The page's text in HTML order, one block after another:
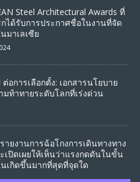
Steel Architectural Awards ที่
ได้รับการประกาศชื่อในงานที่จัด
มาเลเซีย
อการเลือกตั้ง: เอกสารนโยบาย
มท้าทายระดับโลกที่เร่งด่วน
ายงานการฉ้อโกงการเดินทางทาง
เปิดเผยให้เห็นว่าแรงกดดันในขั้น
เกิดขึ้นมากที่สุดที่จุดใด